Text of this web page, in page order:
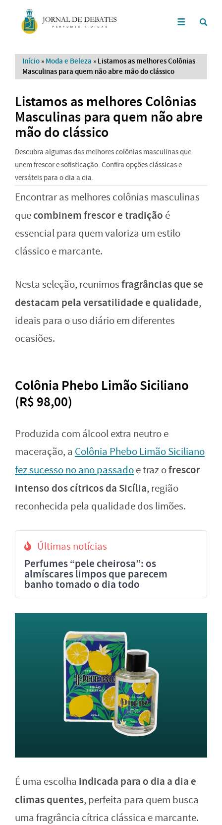
Início » Moda e Beleza » Listamos as melhores Colônias
Masculinas para quem não abre mão do clássico
Listamos as melhores Colônias
Masculinas para quem não abre
mão do clássico
Descubra algumas das melhores colônias masculinas que
unem frescor e sofisticação. Confira opções clássicas e
versáteis para o dia a dia.
Encontrar as melhores colônias masculinas
quecombinem frescor e tradição é
essencial para quem valoriza um estilo
clássico e marcante.
Nesta seleção, reunimosfragrâncias que se
destacam pela versatilidade e qualidade,
ideais para o uso diário em diferentes
ocasiões.
Colônia Phebo Limão Siciliano
(R$ 98,00)
Produzida com álcool extra neutro e
maceração, a Colônia Phebo Limão Siciliano
fez sucesso no ano passadoe traz ofrescor
intenso dos cítricos da Sicília, região
reconhecida pela qualidade dos limões.
Últimas notícias
Perfumes “pele cheirosa”: os
almíscares limpos que parecem
banho tomado o dia todo
É uma escolha indicada para o dia a dia e
climas quentes, perfeita para quem busca
uma fragrância cítrica clássica e marcante.